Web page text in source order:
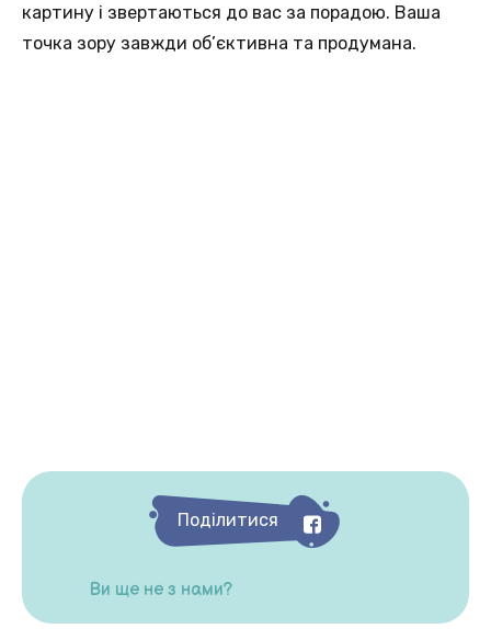
картину і звертаються до вас за порадою. Ваша
точка зору завжди об’єктивна та продумана.
Поділитися
Ви ще не з нами?